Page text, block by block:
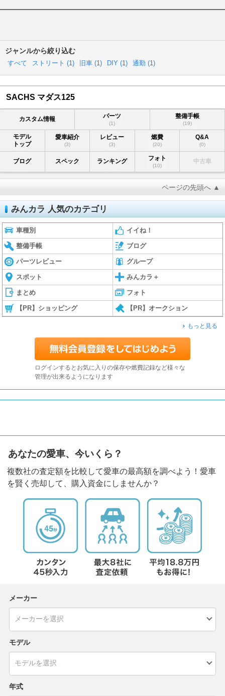
ジャンルから絞り込む
すべて ストリート (1 ) 旧車 (1 ) DIY (1 ) 通勤 (1 )
SACHS マダス125
カスタム情報 パーツ
(1)
整備手帳
(19)
モデル
トップ
愛車紹介
(3)
レビュー
(3)
燃費
(20)
Q&A
(0)
ブログ スペック ランキング フォト
(10)
中古車
ページの先頭へ ▲
みんカラ 人気のカテゴリ
車種別 イイね！
整備手帳 ブログ
パーツレビュー グループ
スポット みんカラ＋
まとめ フォト
【PR】ショッピング 【PR】オークション
もっと見る
ログインするとお気に入りの保存や燃費記録など様々な
管理が出来るようになります
あなたの愛車、今いくら？
複数社の査定額を比較して愛車の最高額を調べよう！愛車
を賢く売却して、購入資金にしませんか？
メーカー
モデル
年式